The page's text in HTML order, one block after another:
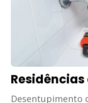
Desentupimento